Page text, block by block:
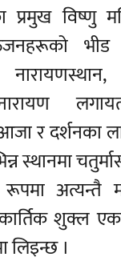
प्रमुख विष्णु
र दर्शनका
स्थानमा
अत्यन्तै
शुक्ल
लिइन्छ ।